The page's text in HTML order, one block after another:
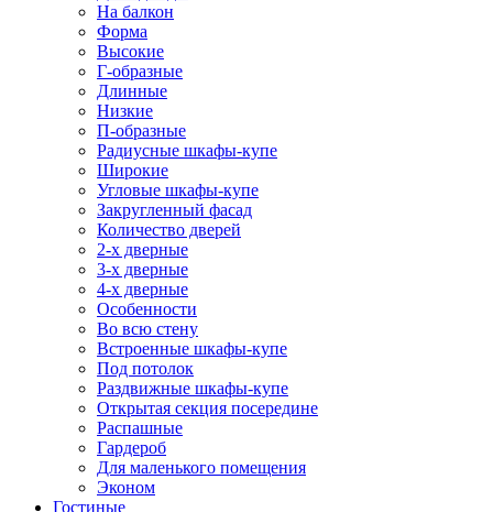
На балкон
Форма
Высокие
Г-образные
Длинные
Низкие
П-образные
Радиусные шкафы-купе
Широкие
Угловые шкафы-купе
Закругленный фасад
Количество дверей
2-х дверные
3-х дверные
4-х дверные
Особенности
Во всю стену
Встроенные шкафы-купе
Под потолок
Раздвижные шкафы-купе
Открытая секция посередине
Распашные
Гардероб
Для маленького помещения
Эконом
Гостиные